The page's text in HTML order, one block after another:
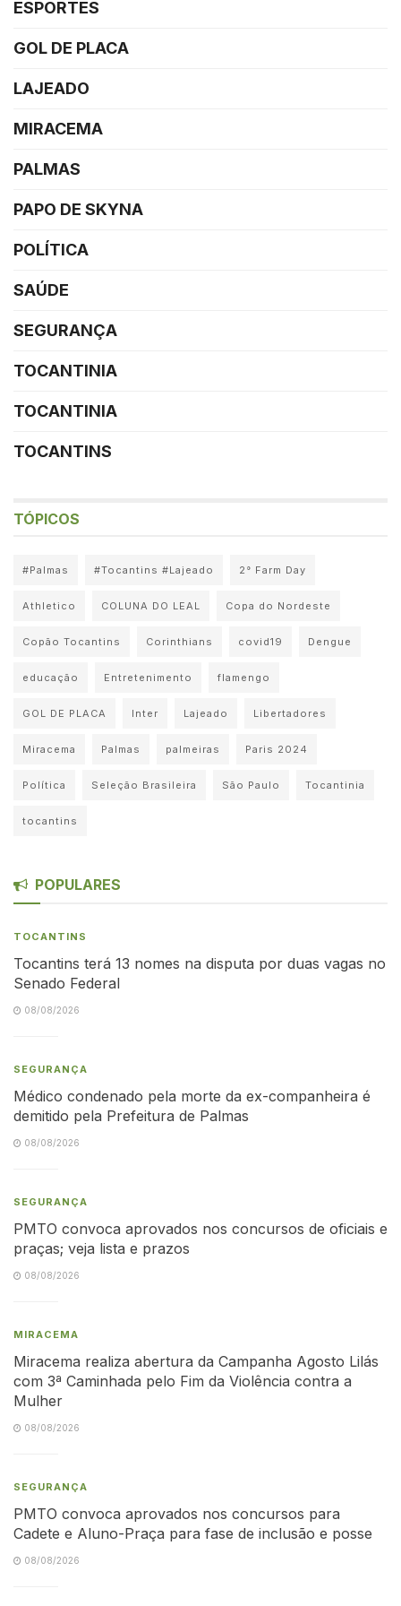
ESPORTES
GOL DE PLACA
LAJEADO
MIRACEMA
PALMAS
PAPO DE SKYNA
POLÍTICA
SAÚDE
SEGURANÇA
TOCANTINIA
TOCANTINIA
TOCANTINS
TÓPICOS
#Palmas #Tocantins #Lajeado 2° Farm Day
Athletico COLUNA DO LEAL Copa do Nordeste
Copão Tocantins Corinthians covid19 Dengue
educação Entretenimento flamengo
GOL DE PLACA Inter Lajeado Libertadores
Miracema Palmas palmeiras Paris 2024
Política Seleção Brasileira São Paulo Tocantinia
tocantins
POPULARES
TOCANTINS
Tocantins terá 13 nomes na disputa por duas vagas no
Senado Federal
08/08/2026
SEGURANÇA
Médico condenado pela morte da ex-companheira é
demitido pela Prefeitura de Palmas
08/08/2026
SEGURANÇA
PMTO convoca aprovados nos concursos de oficiais e
praças; veja lista e prazos
08/08/2026
MIRACEMA
Miracema realiza abertura da Campanha Agosto Lilás
com 3ª Caminhada pelo Fim da Violência contra a
Mulher
08/08/2026
SEGURANÇA
PMTO convoca aprovados nos concursos para
Cadete e Aluno-Praça para fase de inclusão e posse
08/08/2026